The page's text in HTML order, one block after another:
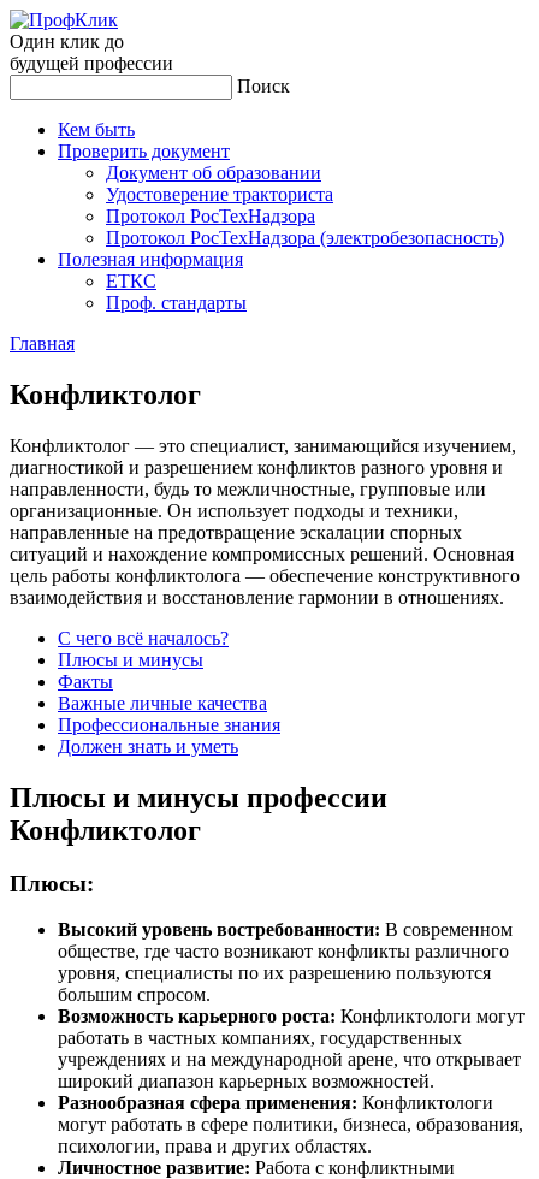
Один клик до
будущей профессии
Поиск
Кем быть
Проверить документ
Документ об образовании
Удостоверение тракториста
Протокол РосТехНадзора
Протокол РосТехНадзора (электробезопасность)
Полезная информация
ЕТКС
Проф. стандарты
Главная
Кон­флик­то­лог
Конфликтолог — это специалист, занимающийся изучением,
диагностикой и разрешением конфликтов разного уровня и
направленности, будь то межличностные, групповые или
организационные. Он использует подходы и техники,
направленные на предотвращение эскалации спорных
ситуаций и нахождение компромиссных решений. Основная
цель работы конфликтолога — обеспечение конструктивного
взаимодействия и восстановление гармонии в отношениях.
С чего всё началось?
Плюсы и минусы
Факты
Важные личные качества
Профессиональные знания
Должен знать и уметь
Плюсы и минусы профессии
Конфликтолог
Плюсы:
Высокий уровень востребованности: В современном
обществе, где часто возникают конфликты различного
уровня, специалисты по их разрешению пользуются
большим спросом.
Возможность карьерного роста: Конфликтологи могут
работать в частных компаниях, государственных
учреждениях и на международной арене, что открывает
широкий диапазон карьерных возможностей.
Разнообразная сфера применения: Конфликтологи
могут работать в сфере политики, бизнеса, образования,
психологии, права и других областях.
Личностное развитие: Работа с конфликтными